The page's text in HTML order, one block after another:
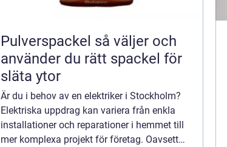
Pulverspackel så väljer och
använder du rätt spackel för
släta ytor
Är du i behov av en elektriker i Stockholm?
Elektriska uppdrag kan variera från enkla
installationer och reparationer i hemmet till
mer komplexa projekt för företag. Oavsett